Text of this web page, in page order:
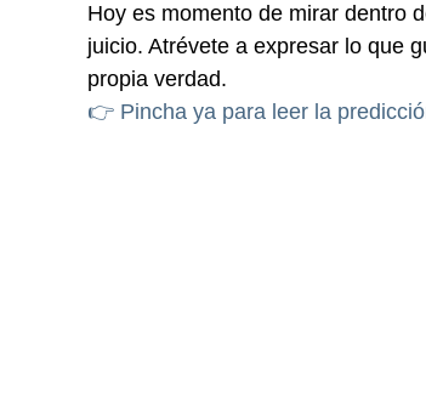
Hoy es momento de mirar dentro
juicio. Atrévete a expresar lo que
propia verdad.
👉 Pincha ya para leer la